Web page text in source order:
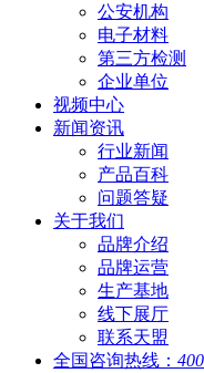
公安机构
电子材料
第三方检测
企业单位
视频中心
新闻资讯
行业新闻
产品百科
问题答疑
关于我们
品牌介绍
品牌运营
生产基地
线下展厅
联系天盟
全国咨询热线：